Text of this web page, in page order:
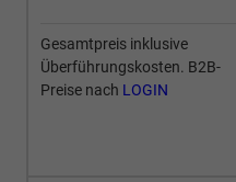
Gesamtpreis inklusive
Überführungskosten. B2B-
Preise nach LOGIN